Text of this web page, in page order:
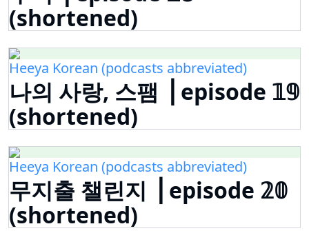
(shortened)
Heeya Korean (podcasts abbreviated)
나의 사랑, 스팸 ⎟ episode 𝟙𝟡
(shortened)
Heeya Korean (podcasts abbreviated)
무지출 챌린지 ⎟ episode 𝟚𝟘
(shortened)